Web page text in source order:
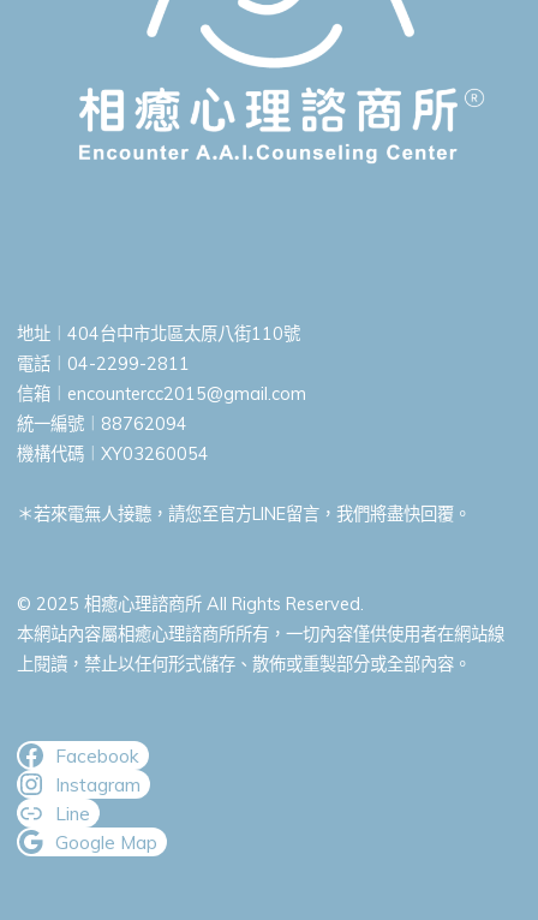
地址︱404台中市北區太原八街110號
電話︱04-2299-2811
信箱︱ encountercc2015@gmail.com
統一編號︱88762094
機構代碼︱XY03260054
＊若來電無人接聽，請您至官方LINE留言，我們將盡快回覆。
© 2025 相癒心理諮商所 All Rights Reserved.
本網站內容屬相癒心理諮商所所有，一切內容僅供使用者在網站線
上閱讀，禁止以任何形式儲存、散佈或重製部分或全部內容。
Facebook
Instagram
Line
Google Map